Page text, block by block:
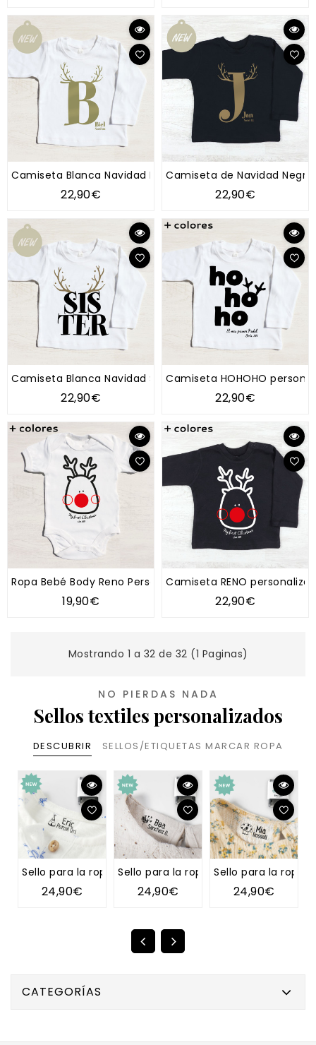
Camiseta Blanca Navidad Inicial Reno
22,90€
Camiseta de Navidad Negra
22,90€
Camiseta Blanca Navidad Sister and Brother
22,90€
Camiseta HOHOHO
22,90€
Ropa Bebé Body Reno Personalizado
19,90€
Camiseta RENO
22,90€
Mostrando 1 a 32 de 32 (1 Paginas)
NO PIERDAS NADA
Sellos textiles personalizados
DESCUBRIR SELLOS/ETIQUETAS MARCAR ROPA
Sello para la ropa TIPI
24,90€
Sello para la ropa DIENTE DE LEÓN
24,90€
Sello para la ropa
24,90€
CATEGORÍAS